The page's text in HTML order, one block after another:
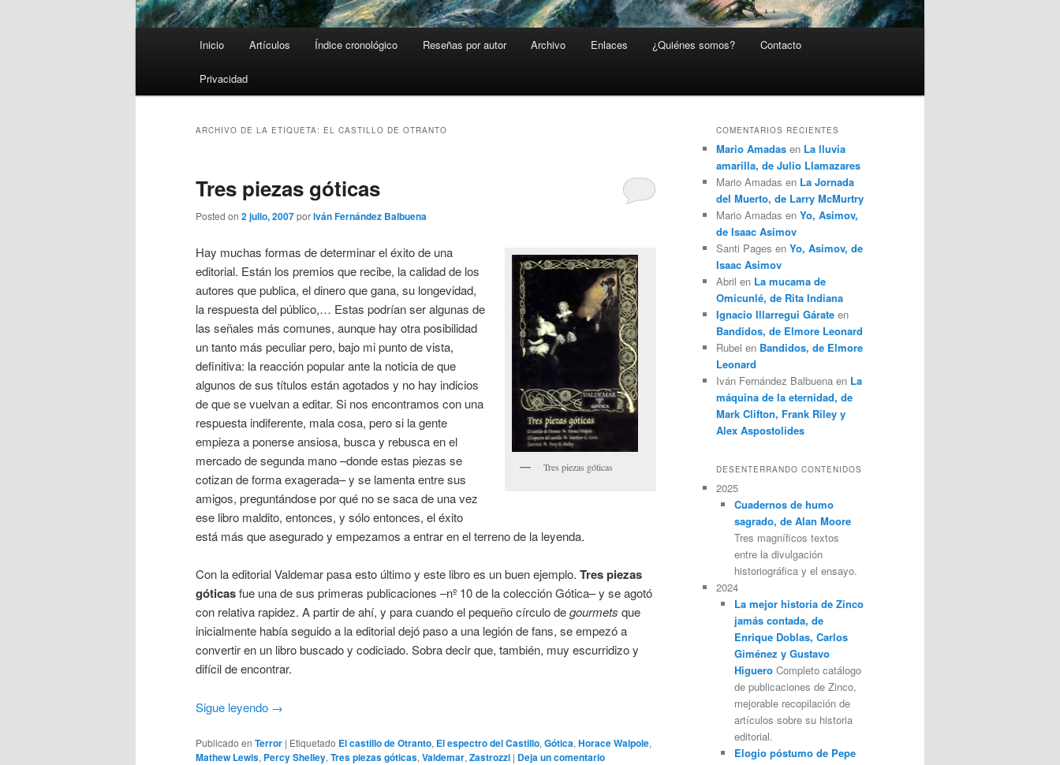
Inicio Artículos Índice cronológico Reseñas por autor Archivo Enlaces ¿Quiénes somos? Contacto
Privacidad
ARCHIVO DE LA ETIQUETA: EL CASTILLO DE OTRANTO
Tres piezas góticas
Posted on 2 julio, 2007porIván Fernández Balbuena
Tres piezas góticas
Hay muchas formas de determinar el éxito de una
editorial. Están los premios que recibe, la calidad de los
autores que publica, el dinero que gana, su longevidad,
la respuesta del público,… Estas podrían ser algunas de
las señales más comunes, aunque hay otra posibilidad
un tanto más peculiar pero, bajo mi punto de vista,
definitiva: la reacción popular ante la noticia de que
algunos de sus títulos están agotados y no hay indicios
de que se vuelvan a editar. Si nos encontramos con una
respuesta indiferente, mala cosa, pero si la gente
empieza a ponerse ansiosa, busca y rebusca en el
mercado de segunda mano –donde estas piezas se
cotizan de forma exagerada– y se lamenta entre sus
amigos, preguntándose por qué no se saca de una vez
ese libro maldito, entonces, y sólo entonces, el éxito
está más que asegurado y empezamos a entrar en el terreno de la leyenda.
Con la editorial Valdemar pasa esto último y este libro es un buen ejemplo. Tres piezas
góticasfue una de sus primeras publicaciones –nº 10 de la colección Gótica– y se agotó
con relativa rapidez. A partir de ahí, y para cuando el pequeño círculo degourmets que
inicialmente había seguido a la editorial dejó paso a una legión de fans, se empezó a
convertir en un libro buscado y codiciado. Sobra decir que, también, muy escurridizo y
difícil de encontrar.
Sigue leyendo →
Publicado en Terror | Etiquetado El castillo de Otranto, El espectro del Castillo, Gótica, Horace Walpole,
Mathew Lewis, Percy Shelley, Tres piezas góticas, Valdemar, Zastrozzi | Deja un comentario
COMENTARIOS RECIENTES
Mario Amadas en La lluvia
amarilla, de Julio Llamazares
Mario Amadas en La Jornada
del Muerto, de Larry McMurtry
Mario Amadas en Yo, Asimov,
de Isaac Asimov
Santi Pages en Yo, Asimov, de
Isaac Asimov
Abril en La mucama de
Omicunlé, de Rita Indiana
Ignacio Illarregui Gárate en
Bandidos, de Elmore Leonard
Rubel en Bandidos, de Elmore
Leonard
Iván Fernández Balbuena en La
máquina de la eternidad, de
Mark Clifton, Frank Riley y
Alex Aspostolides
DESENTERRANDO CONTENIDOS
2025
Cuadernos de humo
sagrado, de Alan Moore
Tres magníficos textos
entre la divulgación
historiográfica y el ensayo.
2024
La mejor historia de Zinco
jamás contada, de
Enrique Doblas, Carlos
Giménez y Gustavo
HigueroCompleto catálogo
de publicaciones de Zinco,
mejorable recopilación de
artículos sobre su historia
editorial.
Elogio póstumo de Pepe